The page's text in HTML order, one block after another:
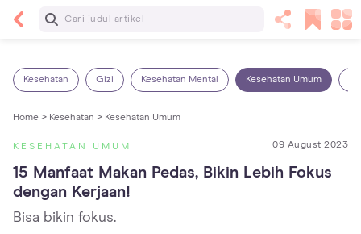
Baca Selanjutnya
Kesehatan Gizi Kesehatan Mental Kesehatan Umum
Home > Kesehatan > Kesehatan Umum
KESEHATAN UMUM 09 August 2023
15 Manfaat Makan Pedas, Bikin Lebih Fokus
dengan Kerjaan!
Bisa bikin fokus.